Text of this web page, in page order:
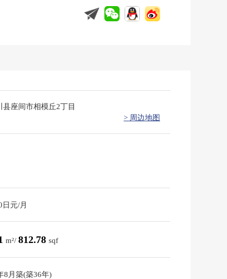
县座间市相模丘2丁目
> 周边地图
日元/月
m²/ 812.78 sqf
8月築(築36年)